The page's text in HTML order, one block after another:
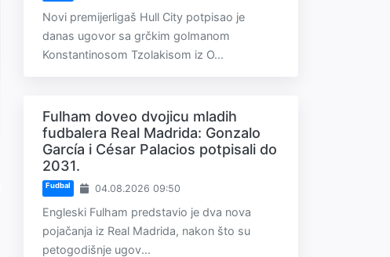
Novi premijerligaš Hull City potpisao je
danas ugovor sa grčkim golmanom
Konstantinosom Tzolakisom iz O...
Fulham doveo dvojicu mladih
fudbalera Real Madrida: Gonzalo
García i César Palacios potpisali do
2031.
Fudbal 04.08.2026 09:50
Engleski Fulham predstavio je dva nova
pojačanja iz Real Madrida, nakon što su
petogodišnje ugov...